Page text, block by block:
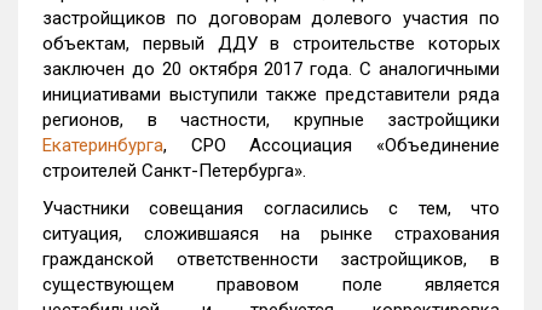
застройщиков по договорам долевого участия по
объектам, первый ДДУ в строительстве которых
заключен до 20 октября 2017 года. С аналогичными
инициативами выступили также представители ряда
регионов, в частности, крупные застройщики
Екатеринбурга, СРО Ассоциация «Объединение
строителей Санкт-Петербурга».
Участники совещания согласились с тем, что
ситуация, сложившаяся на рынке страхования
гражданской ответственности застройщиков, в
существующем правовом поле является